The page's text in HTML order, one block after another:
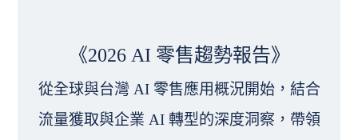
《2026 AI 零售趨勢報告》
從全球與台灣 AI 零售應用概況開始，結合
流量獲取與企業 AI 轉型的深度洞察，帶領